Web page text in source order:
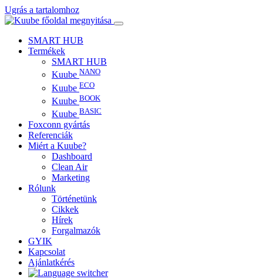
Ugrás a tartalomhoz
SMART HUB
Termékek
SMART HUB
Kuube NANO
Kuube ECO
Kuube BOOK
Kuube BASIC
Foxconn gyártás
Referenciák
Miért a Kuube?
Dashboard
Clean Air
Marketing
Rólunk
Történetünk
Cikkek
Hírek
Forgalmazók
GYIK
Kapcsolat
Ajánlatkérés